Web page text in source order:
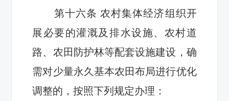
第十六条 农村集体经济组织开
展必要的灌溉及排水设施、农村道
路、农田防护林等配套设施建设，确
需对少量永久基本农田布局进行优化
调整的，按照下列规定办理：